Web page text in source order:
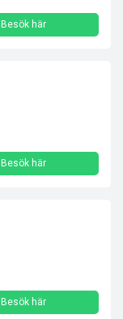
Besök här
Besök här
Besök här